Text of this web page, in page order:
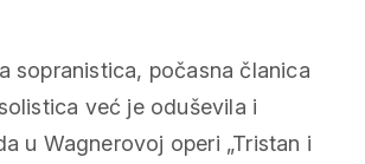
sopranistica, počasna članica
već je oduševila i
u Wagnerovoj operi „Tristan i